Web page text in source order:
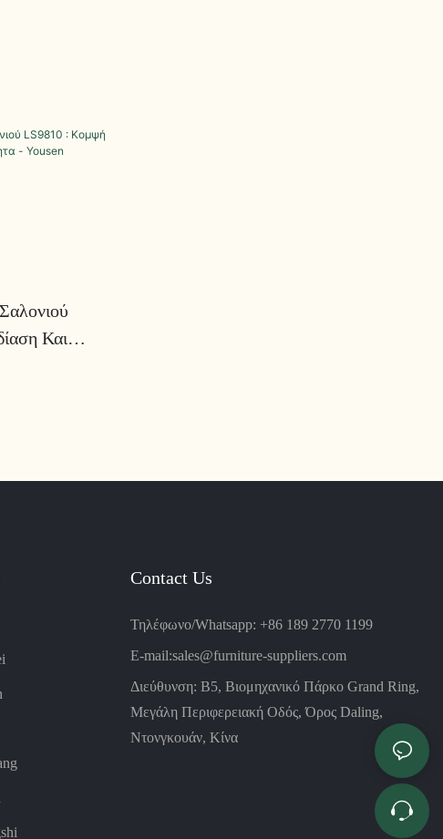
Και
Contact Us
Τηλέφωνο/Whatsapp: +86 189 2770 1199
E-mail:sales@furniture-suppliers.com
Διεύθυνση: B5, Βιομηχανικό Πάρκο Grand Ring,
Μεγάλη Περιφερειακή Οδός, Όρος Daling,
Ντονγκουάν, Κίνα